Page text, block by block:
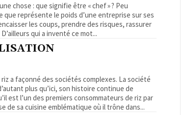
chose : que signifie être « chef » ? Peu
représente le poids d’une entreprise sur ses
les coups, prendre des risques, rassurer
qui a inventé ce mot...
a façonné des sociétés complexes. La société
plus qu’ici, son histoire continue de
est l’un des premiers consommateurs de riz par
sa cuisine emblématique où il trône dans...